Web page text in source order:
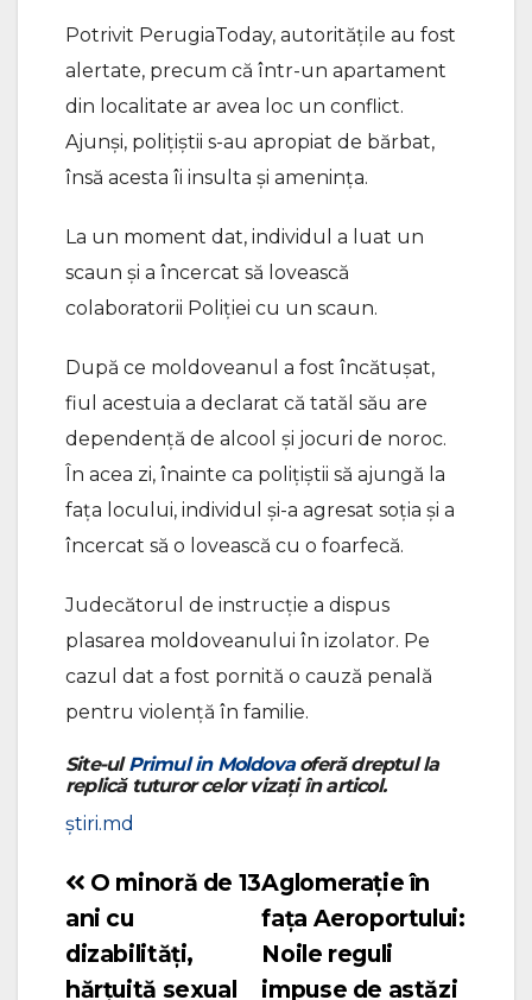
Potrivit PerugiaToday, autoritățile au fost
alertate, precum că într-un apartament
din localitate ar avea loc un conflict.
Ajunși, polițiștii s-au apropiat de bărbat,
însă acesta îi insulta și amenința.
La un moment dat, individul a luat un
scaun și a încercat să lovească
colaboratorii Poliției cu un scaun.
După ce moldoveanul a fost încătușat,
fiul acestuia a declarat că tatăl său are
dependență de alcool și jocuri de noroc.
În acea zi, înainte ca polițiștii să ajungă la
fața locului, individul și-a agresat soția și a
încercat să o lovească cu o foarfecă.
Judecătorul de instrucție a dispus
plasarea moldoveanului în izolator. Pe
cazul dat a fost pornită o cauză penală
pentru violență în familie.
Site-ulPrimul in Moldovaoferă dreptul la
replică tuturor celor vizați în articol.
știri.md
Navigare
în
articole
Aglomerație în
fața Aeroportului:
Noile reguli
impuse de astăzi
O minoră de 13
ani cu
dizabilități,
hărțuită sexual